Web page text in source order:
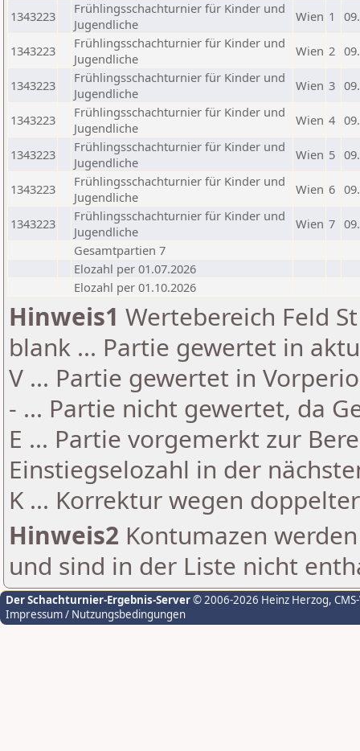
1343223
Frühlingsschachturnier für Kinder und
Jugendliche
Wien 1
1343223
Frühlingsschachturnier für Kinder und
Jugendliche
Wien 2
1343223
Frühlingsschachturnier für Kinder und
Jugendliche
Wien 3
1343223
Frühlingsschachturnier für Kinder und
Jugendliche
Wien 4
1343223
Frühlingsschachturnier für Kinder und
Jugendliche
Wien 5
1343223
Frühlingsschachturnier für Kinder und
Jugendliche
Wien 6
1343223
Frühlingsschachturnier für Kinder und
Jugendliche
Wien 7
Gesamtpartien 7
Elozahl per 01.07.2026
Elozahl per 01.10.2026
Hinweis1 Wertebereich Feld
blank ... Partie gewertet in
V ... Partie gewertet in
- ... Partie nicht gewertet, da
E ... Partie vorgemerkt zur
Einstiegselozahl in der
K ... Korrektur wegen
Hinweis2 Kontumazen
und sind in der Liste nicht
Der Schachturnier-Ergebnis-Server© 2006-2026 Heinz Herzog,
Impressum / Nutzungsbedingungen